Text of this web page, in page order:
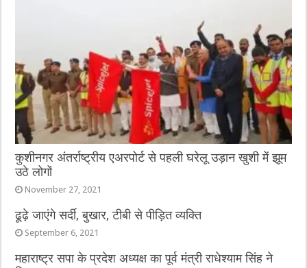
कुशीनगर अंतर्राष्ट्रीय एअरपोर्ट से पहली घरेलू उड़ान खुशी में झूम
उठे लोगों
November 27, 2021
ढूढ़े जाएंगे सर्दी, बुखार, टीबी से पीड़ित व्यक्ति
September 6, 2021
महाराष्ट्र सपा के प्रदेश अध्यक्ष का पूर्व मंत्री राधेश्याम सिंह ने